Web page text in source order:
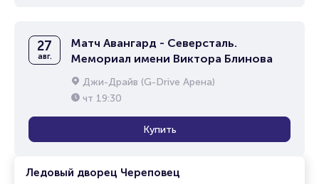
Ледовый дворец Череповец
27
авг.
Матч Авангард - Северсталь.
Мемориал имени Виктора Блинова
Джи-Драйв (G-Drive Арена)
чт 19:30
Купить